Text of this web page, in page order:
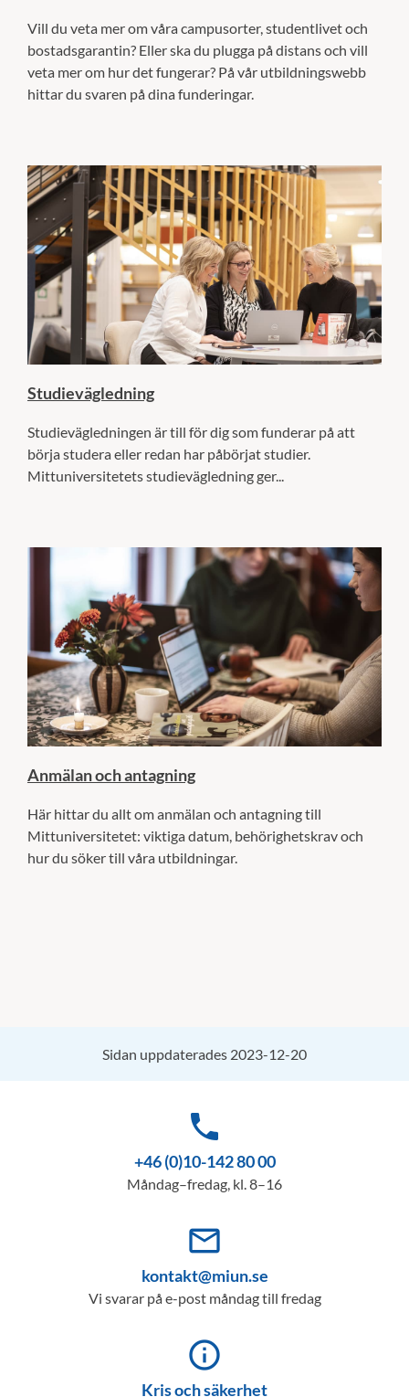
Vill du veta mer om våra campusorter, studentlivet och
bostadsgarantin? Eller ska du plugga på distans och vill
veta mer om hur det fungerar? På vår utbildningswebb
hittar du svaren på dina funderingar.
Studievägledning
Studievägledningen är till för dig som funderar på att
börja studera eller redan har påbörjat studier.
Mittuniversitetets studievägledning ger...
Anmälan och antagning
Här hittar du allt om anmälan och antagning till
Mittuniversitetet: viktiga datum, behörighetskrav och
hur du söker till våra utbildningar.
Sidan uppdaterades 2023-12-20
phone
+46 (0)10-142 80 00
Måndag–fredag, kl. 8–16
mail_outline
kontakt@miun.se
Vi svarar på e-post måndag till fredag
info_outline
Kris och säkerhet